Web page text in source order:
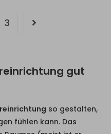
3
gut
so gestalten,
fühlen kann. Das